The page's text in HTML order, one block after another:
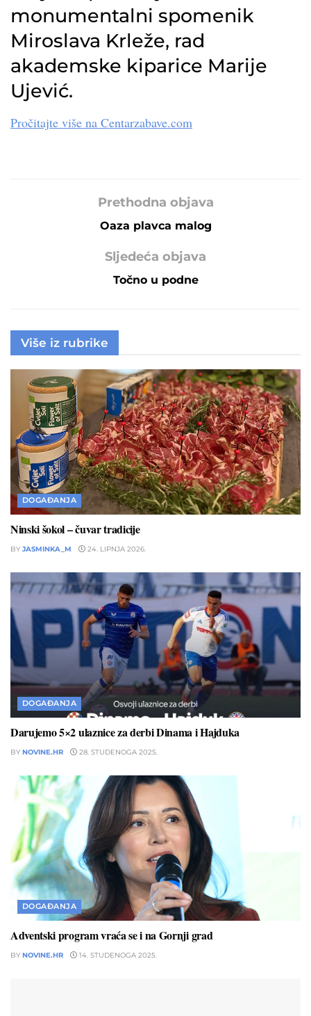
monumentalni spomenik
Miroslava Krleže, rad
akademske kiparice Marije
Ujević.
Pročitajte više na Centarzabave.com
Prethodna objava
Oaza plavca malog
Sljedeća objava
Točno u podne
Više iz rubrike
DOGAĐANJA
Ninski šokol – čuvar tradicije
BY JASMINKA_M 24. LIPNJA 2026.
DOGAĐANJA
Darujemo 5×2 ulaznice za derbi Dinama i Hajduka
BY NOVINE.HR 28. STUDENOGA 2025.
DOGAĐANJA
Adventski program vraća se i na Gornji grad
BY NOVINE.HR 14. STUDENOGA 2025.